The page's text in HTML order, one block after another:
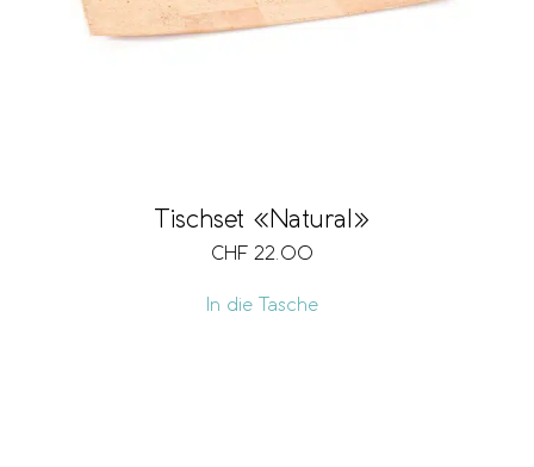
Tischset «Natural»
CHF 22.00
In die Tasche